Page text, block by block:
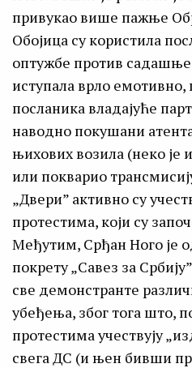
привукао више пажње
Обојица су користила
оптужбе против садашње
иступала врло емотивно,
посланика владајуће
наводно покушани
њихових возила (неко је
или покварио
„Двери” активно су
протестима, који су
Међутим, Срђан Ного је
покрету „Савез за
све демонстранте
убеђења, због тога
протестима учествују
свега ДС (и њен бивши